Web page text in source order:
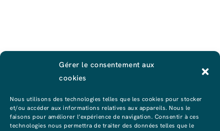
Gérer le consentement aux
cookies
Nous utilisons des technologies telles que les cookies pour stocker
et/ou accéder aux informations relatives aux appareils. Nous le
faisons pour améliorer l’expérience de navigation. Consentir à ces
technologies nous permettra de traiter des données telles que le